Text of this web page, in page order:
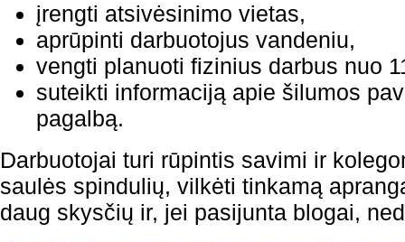
įrengti atsivėsinimo vietas,
aprūpinti darbuotojus vandeniu,
vengti planuoti fizinius darbus nuo
suteikti informaciją apie šilumos
pagalbą.
Darbuotojai turi rūpintis savimi ir
saulės spindulių, vilkėti tinkamą
daug skysčių ir, jei pasijunta blogai,